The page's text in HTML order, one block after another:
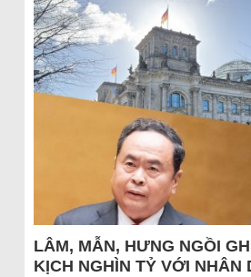
LÂM, MẪN, HƯNG NGỒI
KỊCH NGHÌN TỶ VỚI NHÂN